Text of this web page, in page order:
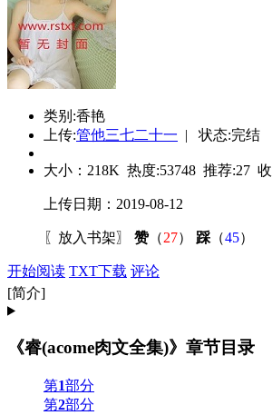
类别:香艳
上传:管他三七二十一 | 状态:完结
大小： 218K 热度:53748 推荐:27
上传日期：2019-08-12
〖 放入书架〗 赞（27） 踩 （45）
开始阅读 TXT下载 评论
[简介]
《睿(acome肉文全集)》章节目录
第1部分
第2部分